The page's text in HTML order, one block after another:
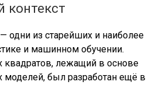
контекст
одни из старейших и наиболее
и машинном обучении.
лежащий в основе
моделей, был разработан ещё в